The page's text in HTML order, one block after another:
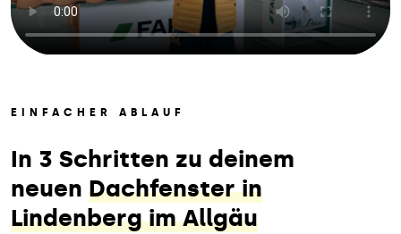
EINFACHER ABLAUF
In 3 Schritten zu deinem
neuen Dachfenster in
Lindenberg im Allgäu